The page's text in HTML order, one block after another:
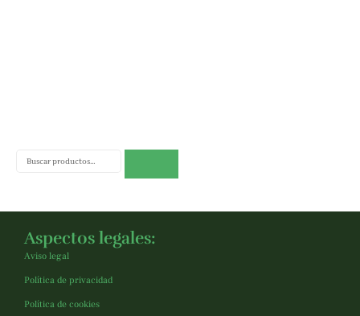
Aspectos legales:
Aviso legal
Política de privacidad
Política de cookies